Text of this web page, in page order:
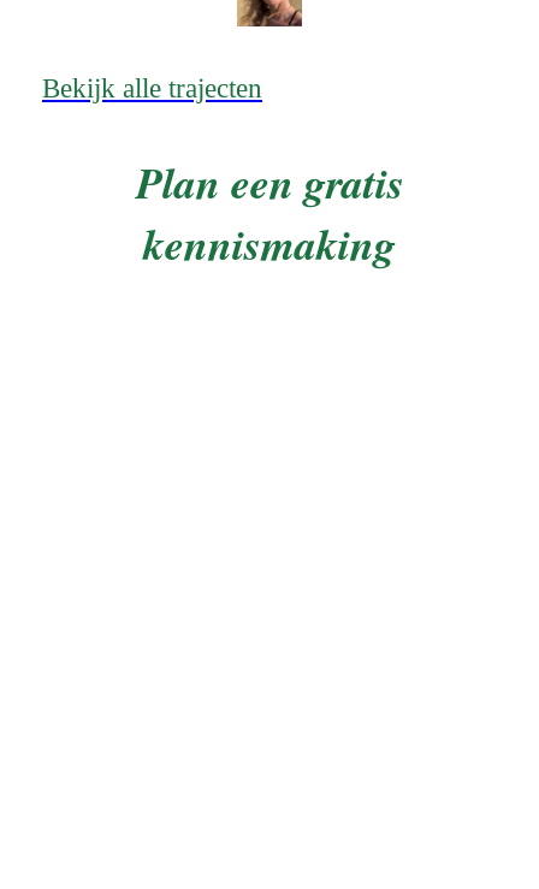
Bekijk alle trajecten
Plan een gratis
kennismaking